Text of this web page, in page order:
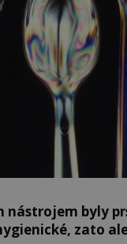
nástrojem byly
zato